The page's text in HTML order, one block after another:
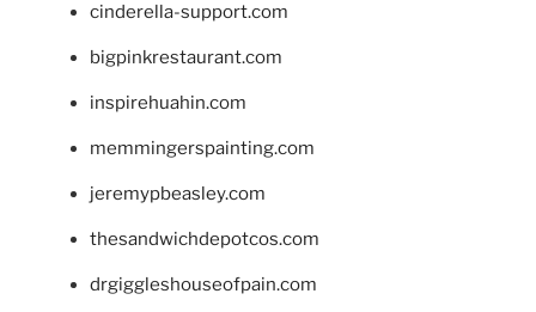
cinderella-support.com
bigpinkrestaurant.com
inspirehuahin.com
memmingerspainting.com
jeremypbeasley.com
thesandwichdepotcos.com
drgiggleshouseofpain.com